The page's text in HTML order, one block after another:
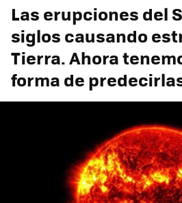
Las erupciones del
siglos causando
Tierra. Ahora
forma de